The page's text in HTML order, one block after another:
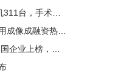
量同步增长19%
成融资热门领域
榜，迈瑞缺席